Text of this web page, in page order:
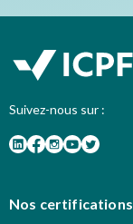
Suivez-nous sur :
Nos certifications